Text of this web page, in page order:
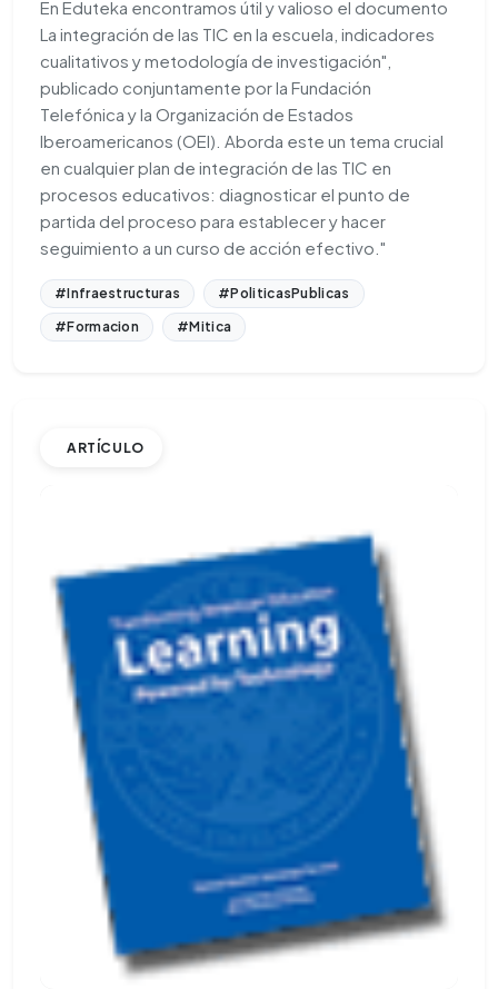
En Eduteka encontramos útil y valioso el documento
La integración de las TIC en la escuela, indicadores
cualitativos y metodología de investigación",
publicado conjuntamente por la Fundación
Telefónica y la Organización de Estados
Iberoamericanos (OEI). Aborda este un tema crucial
en cualquier plan de integración de las TIC en
procesos educativos: diagnosticar el punto de
partida del proceso para establecer y hacer
seguimiento a un curso de acción efectivo."
#Infraestructuras
#PoliticasPublicas
#Formacion
#Mitica
ARTÍCULO